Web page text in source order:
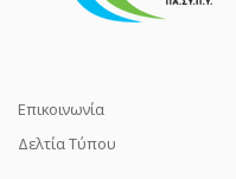
Επικοινωνία
Δελτία Τύπου